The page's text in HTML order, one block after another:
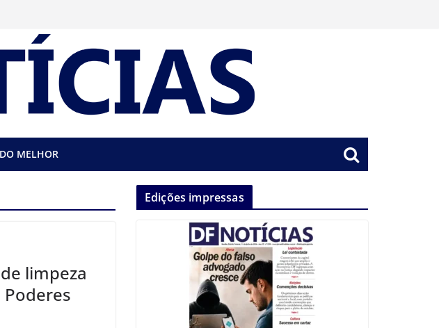
MELHOR
limpeza
Poderes
Edições impressas